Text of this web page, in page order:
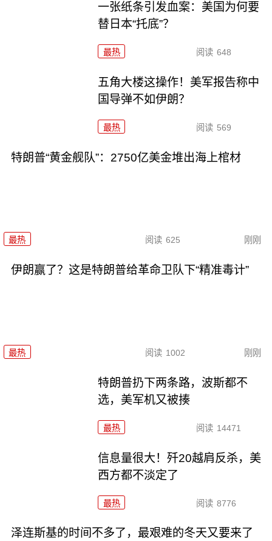
一张纸条引发血案：美国为何要
替日本“托底”？
最热 阅读 648
五角大楼这操作！美军报告称中
国导弹不如伊朗？
最热 阅读 569
特朗普“黄金舰队”：2750亿美金堆出海上棺材
最热 阅读 625 刚刚
伊朗赢了？这是特朗普给革命卫队下“精准毒计”
最热 阅读 1002 刚刚
特朗普扔下两条路，波斯都不
选，美军机又被揍
最热 阅读 14471
信息量很大！歼20越肩反杀，美
西方都不淡定了
最热 阅读 8776
泽连斯基的时间不多了，最艰难的冬天又要来了